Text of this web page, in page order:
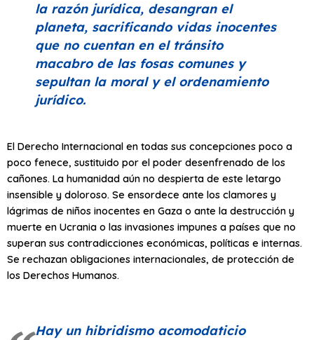
la razón jurídica, desangran el
planeta, sacrificando vidas inocentes
que no cuentan en el tránsito
macabro de las fosas comunes y
sepultan la moral y el ordenamiento
jurídico.
El Derecho Internacional en todas sus concepciones poco a
poco fenece, sustituido por el poder desenfrenado de los
cañones. La humanidad aún no despierta de este letargo
insensible y doloroso. Se ensordece ante los clamores y
lágrimas de niños inocentes en Gaza o ante la destrucción y
muerte en Ucrania o las invasiones impunes a países que no
superan sus contradicciones económicas, políticas e internas.
Se rechazan obligaciones internacionales, de protección de
los Derechos Humanos.
Hay un hibridismo acomodaticio